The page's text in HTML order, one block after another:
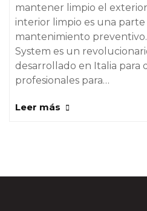
mantener limpio el
interior limpio es una parte
mantenimiento
System es un
desarrollado en Italia para
profesionales para…
Leer más